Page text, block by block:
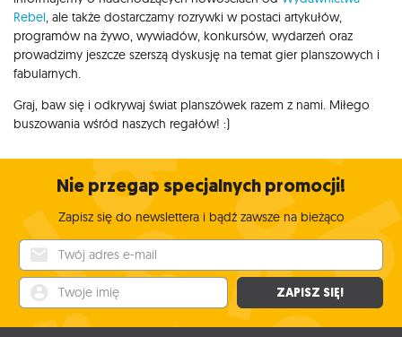
Rebel , ale także dostarczamy rozrywki w postaci artykułów,
programów na żywo, wywiadów, konkursów, wydarzeń oraz
prowadzimy jeszcze szerszą dyskusję na temat gier planszowych i
fabularnych.
Graj, baw się i odkrywaj świat planszówek razem z nami. Miłego
buszowania wśród naszych regałów! :)
Nie przegap specjalnych promocji!
Zapisz się do newslettera i bądź zawsze na bieżąco
ZAPISZ SIĘ!